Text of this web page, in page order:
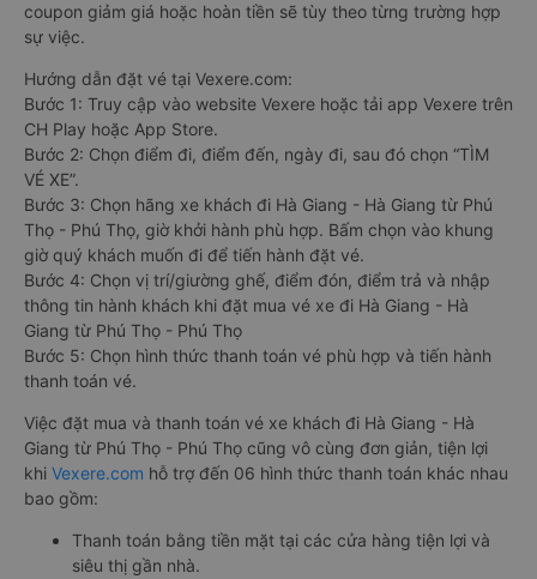
coupon giảm giá hoặc hoàn tiền sẽ tùy theo từng trường hợp
sự việc.
Hướng dẫn đặt vé tại Vexere.com:
Bước 1: Truy cập vào website Vexere hoặc tải app Vexere trên
CH Play hoặc App Store.
Bước 2: Chọn điểm đi, điểm đến, ngày đi, sau đó chọn “TÌM
VÉ XE”.
Bước 3: Chọn hãng xe khách đi Hà Giang - Hà Giang từ Phú
Thọ - Phú Thọ, giờ khởi hành phù hợp. Bấm chọn vào khung
giờ quý khách muốn đi để tiến hành đặt vé.
Bước 4: Chọn vị trí/giường ghế, điểm đón, điểm trả và nhập
thông tin hành khách khi đặt mua vé xe đi Hà Giang - Hà
Giang từ Phú Thọ - Phú Thọ
Bước 5: Chọn hình thức thanh toán vé phù hợp và tiến hành
thanh toán vé.
Việc đặt mua và thanh toán vé xe khách đi Hà Giang - Hà
Giang từ Phú Thọ - Phú Thọ cũng vô cùng đơn giản, tiện lợi
khi Vexere.com hỗ trợ đến 06 hình thức thanh toán khác nhau
bao gồm:
Thanh toán bằng tiền mặt tại các cửa hàng tiện lợi và
siêu thị gần nhà.